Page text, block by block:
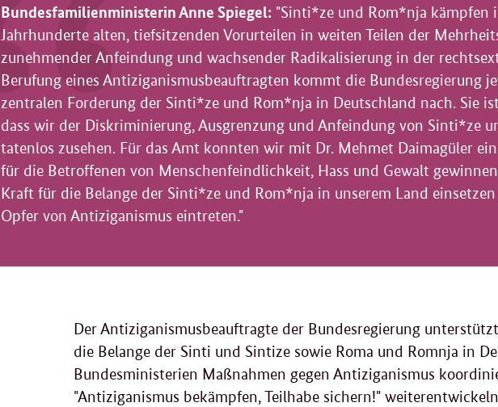
Bundesfamilienministerin Anne Spiegel: "Sinti*ze und Rom*nja kämpfen
Jahrhunderte alten, tiefsitzenden Vorurteilen in weiten Teilen der
zunehmender Anfeindung und wachsender Radikalisierung in der
Berufung eines Antiziganismusbeauftragten kommt die Bundesregierung
zentralen Forderung der Sinti*ze und Rom*nja in Deutschland nach. Sie
dass wir der Diskriminierung, Ausgrenzung und Anfeindung von Sinti*ze
tatenlos zusehen. Für das Amt konnten wir mit Dr. Mehmet Daimagüler
für die Betroffenen von Menschenfeindlichkeit, Hass und Gewalt
Kraft für die Belange der Sinti*ze und Rom*nja in unserem Land
Opfer von Antiziganismus eintreten."
Der Antiziganismusbeauftragte der Bundesregierung
die Belange der Sinti und Sintize sowie Roma und Romnja in
Bundesministerien Maßnahmen gegen Antiziganismus
"Antiziganismus bekämpfen, Teilhabe sichern!"